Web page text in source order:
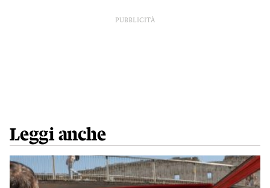
PUBBLICITÀ
Leggi anche